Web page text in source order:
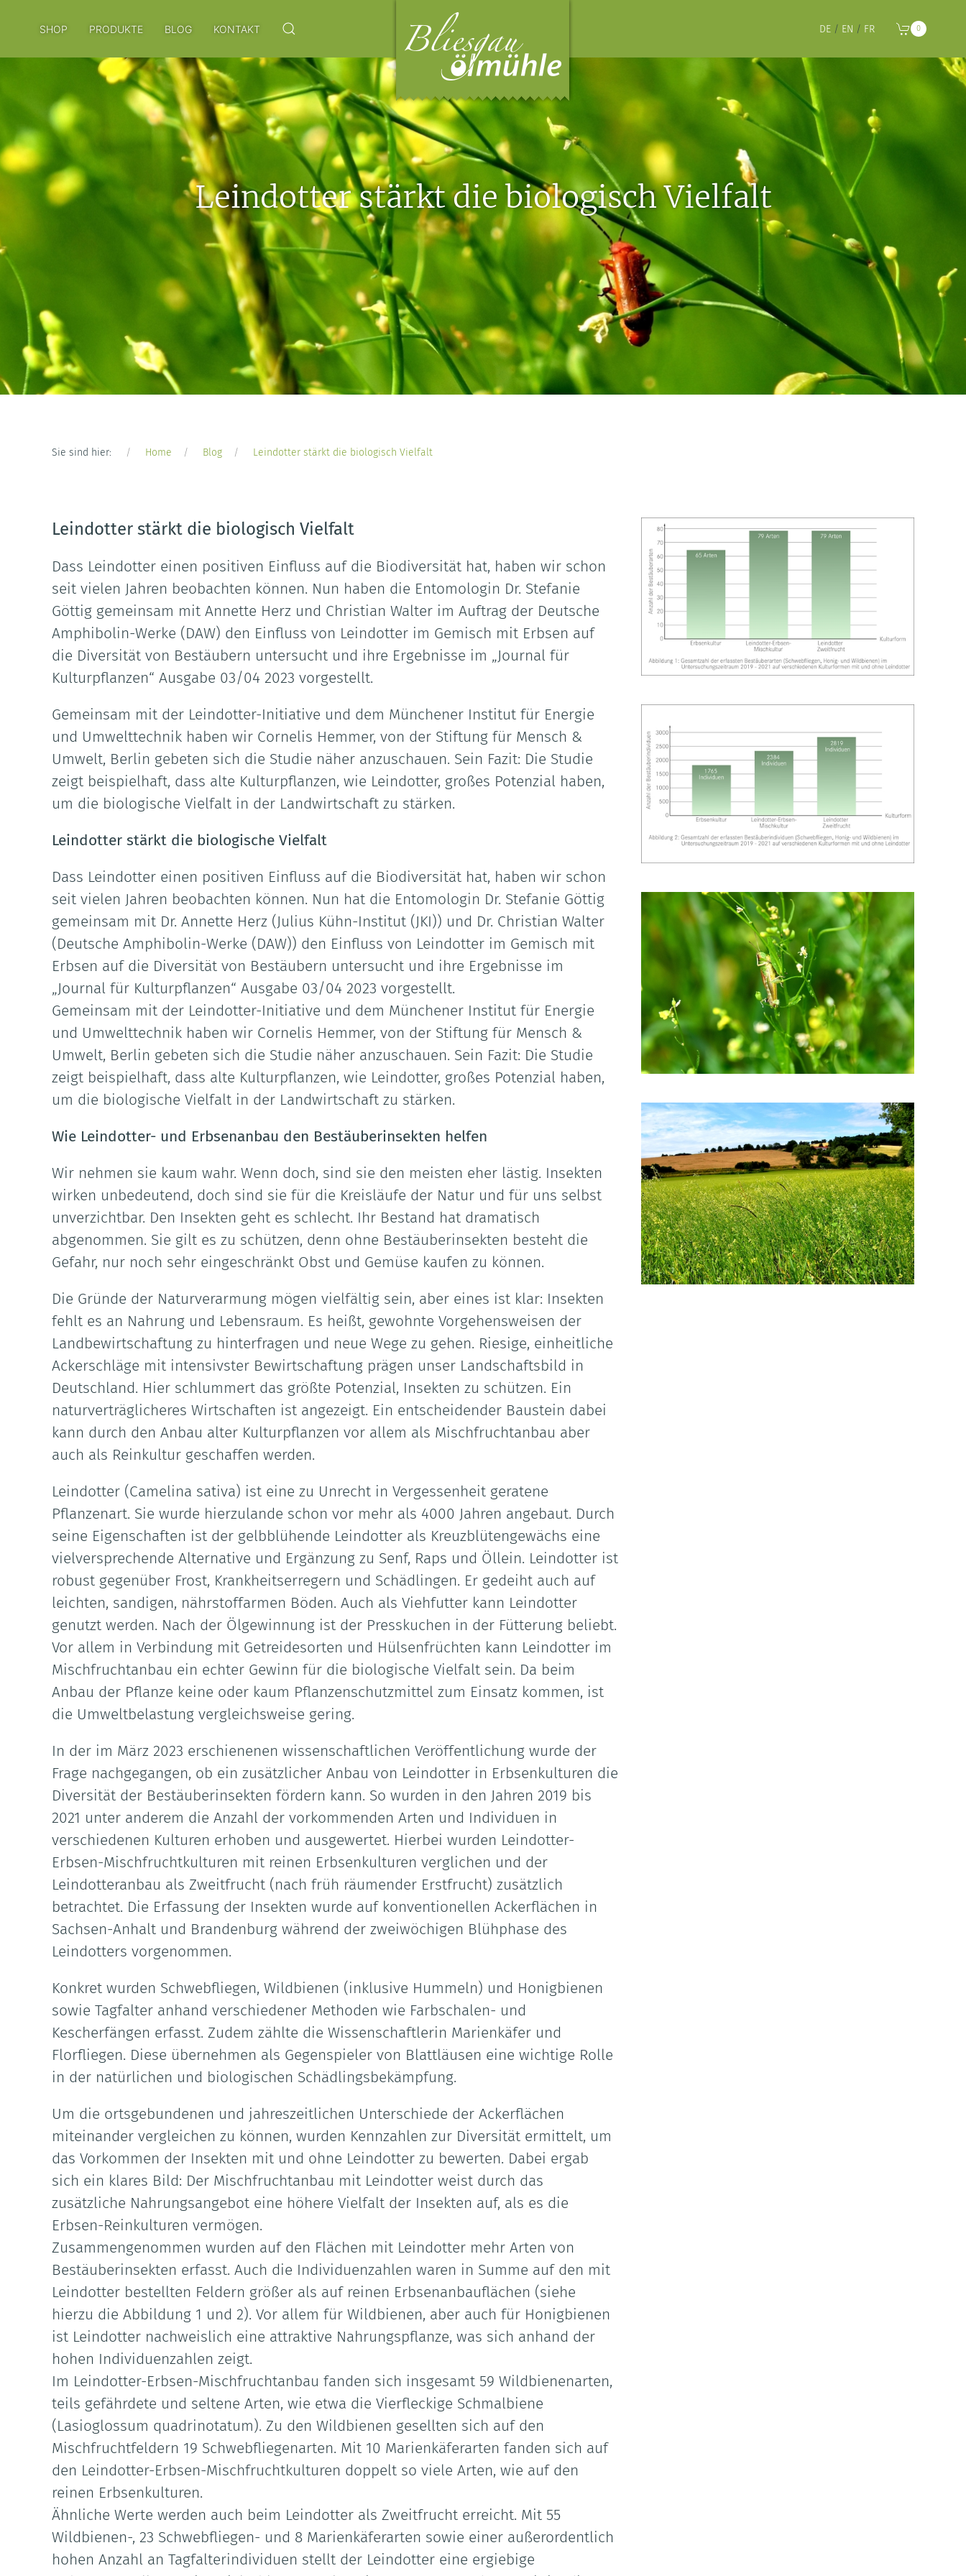
SHOP PRODUKTE BLOG KONTAKT DE / EN / FR 0
Leindotter stärkt die biologisch Vielfalt
Sie sind hier: Home Blog Leindotter stärkt die biologisch Vielfalt
Leindotter stärkt die biologisch Vielfalt
Dass Leindotter einen positiven Einfluss auf die Biodiversität hat, haben wir schon
seit vielen Jahren beobachten können. Nun haben die Entomologin Dr. Stefanie
Göttig gemeinsam mit Annette Herz und Christian Walter im Auftrag der Deutsche
Amphibolin-Werke (DAW) den Einfluss von Leindotter im Gemisch mit Erbsen auf
die Diversität von Bestäubern untersucht und ihre Ergebnisse im „Journal für
Kulturpflanzen“ Ausgabe 03/04 2023 vorgestellt.
Gemeinsam mit der Leindotter-Initiative und dem Münchener Institut für Energie
und Umwelttechnik haben wir Cornelis Hemmer, von der Stiftung für Mensch &
Umwelt, Berlin gebeten sich die Studie näher anzuschauen. Sein Fazit: Die Studie
zeigt beispielhaft, dass alte Kulturpflanzen, wie Leindotter, großes Potenzial haben,
um die biologische Vielfalt in der Landwirtschaft zu stärken.
Leindotter stärkt die biologische Vielfalt
Dass Leindotter einen positiven Einfluss auf die Biodiversität hat, haben wir schon
seit vielen Jahren beobachten können. Nun hat die Entomologin Dr. Stefanie Göttig
gemeinsam mit Dr. Annette Herz (Julius Kühn-Institut (JKI)) und Dr. Christian Walter
(Deutsche Amphibolin-Werke (DAW)) den Einfluss von Leindotter im Gemisch mit
Erbsen auf die Diversität von Bestäubern untersucht und ihre Ergebnisse im
„Journal für Kulturpflanzen“ Ausgabe 03/04 2023 vorgestellt.
Gemeinsam mit der Leindotter-Initiative und dem Münchener Institut für Energie
und Umwelttechnik haben wir Cornelis Hemmer, von der Stiftung für Mensch &
Umwelt, Berlin gebeten sich die Studie näher anzuschauen. Sein Fazit: Die Studie
zeigt beispielhaft, dass alte Kulturpflanzen, wie Leindotter, großes Potenzial haben,
um die biologische Vielfalt in der Landwirtschaft zu stärken.
Wie Leindotter- und Erbsenanbau den Bestäuberinsekten helfen
Wir nehmen sie kaum wahr. Wenn doch, sind sie den meisten eher lästig. Insekten
wirken unbedeutend, doch sind sie für die Kreisläufe der Natur und für uns selbst
unverzichtbar. Den Insekten geht es schlecht. Ihr Bestand hat dramatisch
abgenommen. Sie gilt es zu schützen, denn ohne Bestäuberinsekten besteht die
Gefahr, nur noch sehr eingeschränkt Obst und Gemüse kaufen zu können.
Die Gründe der Naturverarmung mögen vielfältig sein, aber eines ist klar: Insekten
fehlt es an Nahrung und Lebensraum. Es heißt, gewohnte Vorgehensweisen der
Landbewirtschaftung zu hinterfragen und neue Wege zu gehen. Riesige, einheitliche
Ackerschläge mit intensivster Bewirtschaftung prägen unser Landschaftsbild in
Deutschland. Hier schlummert das größte Potenzial, Insekten zu schützen. Ein
naturverträglicheres Wirtschaften ist angezeigt. Ein entscheidender Baustein dabei
kann durch den Anbau alter Kulturpflanzen vor allem als Mischfruchtanbau aber
auch als Reinkultur geschaffen werden.
Leindotter (Camelina sativa) ist eine zu Unrecht in Vergessenheit geratene
Pflanzenart. Sie wurde hierzulande schon vor mehr als 4000 Jahren angebaut. Durch
seine Eigenschaften ist der gelbblühende Leindotter als Kreuzblütengewächs eine
vielversprechende Alternative und Ergänzung zu Senf, Raps und Öllein. Leindotter ist
robust gegenüber Frost, Krankheitserregern und Schädlingen. Er gedeiht auch auf
leichten, sandigen, nährstoffarmen Böden. Auch als Viehfutter kann Leindotter
genutzt werden. Nach der Ölgewinnung ist der Presskuchen in der Fütterung beliebt.
Vor allem in Verbindung mit Getreidesorten und Hülsenfrüchten kann Leindotter im
Mischfruchtanbau ein echter Gewinn für die biologische Vielfalt sein. Da beim
Anbau der Pflanze keine oder kaum Pflanzenschutzmittel zum Einsatz kommen, ist
die Umweltbelastung vergleichsweise gering.
In der im März 2023 erschienenen wissenschaftlichen Veröffentlichung wurde der
Frage nachgegangen, ob ein zusätzlicher Anbau von Leindotter in Erbsenkulturen die
Diversität der Bestäuberinsekten fördern kann. So wurden in den Jahren 2019 bis
2021 unter anderem die Anzahl der vorkommenden Arten und Individuen in
verschiedenen Kulturen erhoben und ausgewertet. Hierbei wurden Leindotter-
Erbsen-Mischfruchtkulturen mit reinen Erbsenkulturen verglichen und der
Leindotteranbau als Zweitfrucht (nach früh räumender Erstfrucht) zusätzlich
betrachtet. Die Erfassung der Insekten wurde auf konventionellen Ackerflächen in
Sachsen-Anhalt und Brandenburg während der zweiwöchigen Blühphase des
Leindotters vorgenommen.
Konkret wurden Schwebfliegen, Wildbienen (inklusive Hummeln) und Honigbienen
sowie Tagfalter anhand verschiedener Methoden wie Farbschalen- und
Kescherfängen erfasst. Zudem zählte die Wissenschaftlerin Marienkäfer und
Florfliegen. Diese übernehmen als Gegenspieler von Blattläusen eine wichtige Rolle
in der natürlichen und biologischen Schädlingsbekämpfung.
Um die ortsgebundenen und jahreszeitlichen Unterschiede der Ackerflächen
miteinander vergleichen zu können, wurden Kennzahlen zur Diversität ermittelt, um
das Vorkommen der Insekten mit und ohne Leindotter zu bewerten. Dabei ergab
sich ein klares Bild: Der Mischfruchtanbau mit Leindotter weist durch das
zusätzliche Nahrungsangebot eine höhere Vielfalt der Insekten auf, als es die
Erbsen-Reinkulturen vermögen.
Zusammengenommen wurden auf den Flächen mit Leindotter mehr Arten von
Bestäuberinsekten erfasst. Auch die Individuenzahlen waren in Summe auf den mit
Leindotter bestellten Feldern größer als auf reinen Erbsenanbauflächen (siehe
hierzu die Abbildung 1 und 2). Vor allem für Wildbienen, aber auch für Honigbienen
ist Leindotter nachweislich eine attraktive Nahrungspflanze, was sich anhand der
hohen Individuenzahlen zeigt.
Im Leindotter-Erbsen-Mischfruchtanbau fanden sich insgesamt 59 Wildbienenarten,
teils gefährdete und seltene Arten, wie etwa die Vierfleckige Schmalbiene
(Lasioglossum quadrinotatum). Zu den Wildbienen gesellten sich auf den
Mischfruchtfeldern 19 Schwebfliegenarten. Mit 10 Marienkäferarten fanden sich auf
den Leindotter-Erbsen-Mischfruchtkulturen doppelt so viele Arten, wie auf den
reinen Erbsenkulturen.
Ähnliche Werte werden auch beim Leindotter als Zweitfrucht erreicht. Mit 55
Wildbienen-, 23 Schwebfliegen- und 8 Marienkäferarten sowie einer außerordentlich
hohen Anzahl an Tagfalterindividuen stellt der Leindotter eine ergiebige